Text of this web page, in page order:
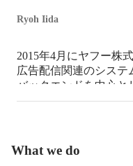
Ryoh Iida
2015年4月にヤフー株
広告配信関連のシステ
バックエンドを中心
システムの設計から運
うとの背景から2021年
開発チームのマネージ
What we do